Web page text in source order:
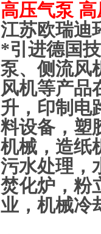
高压气泵
江苏欧瑞迪
*引进德国
泵、侧流风
风机等产品
升，印制电
料设备，塑
机械，造纸
污水处理，
焚化炉，粉
业，机械冷